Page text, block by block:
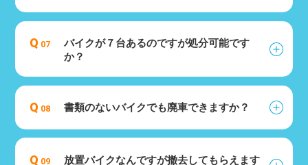
Q 07
バイクが７台あるのですが処分可能です
か？
Q 08 書類のないバイクでも廃車できますか？
Q 09 放置バイクなんですが撤去してもらえます